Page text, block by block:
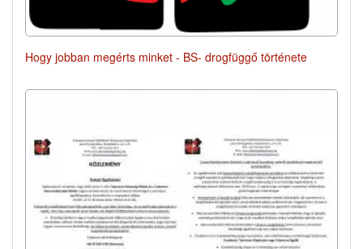
Hogy jobban megérts minket - BS- drogfüggő története